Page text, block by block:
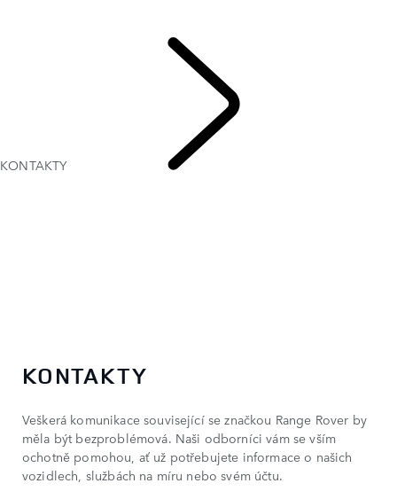
KONTAKTY
KONTAKTY
Veškerá komunikace související se značkou Range Rover by
měla být bezproblémová. Naši odborníci vám se vším
ochotně pomohou, ať už potřebujete informace o našich
vozidlech, službách na míru nebo svém účtu.